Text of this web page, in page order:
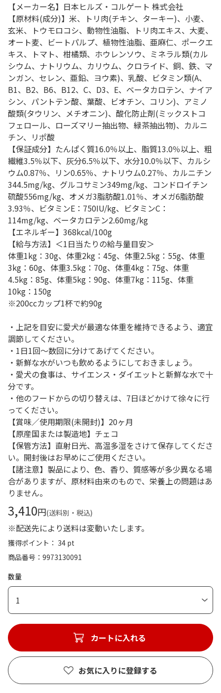
【メーカー名】日本ヒルズ・コルゲート 株式会社
【原材料(成分)】米、トリ肉(チキン、ターキー)、小麦、
玄米、トウモロコシ、動物性油脂、トリ肉エキス、大麦、
オート麦、ビートパルプ、植物性油脂、亜麻仁、ポークエ
キス、トマト、柑橘類、ホウレンソウ、ミネラル類(カル
シウム、ナトリウム、カリウム、クロライド、銅、鉄、マ
ンガン、セレン、亜鉛、ヨウ素)、乳酸、ビタミン類(A、
B1、B2、B6、B12、C、D3、E、ベータカロテン、ナイア
シン、パントテン酸、葉酸、ビオチン、コリン)、アミノ
酸類(タウリン、メチオニン)、酸化防止剤(ミックストコ
フェロール、ローズマリー抽出物、緑茶抽出物)、カルニ
チン、リポ酸
【保証成分】たんぱく質16.0％以上、脂質13.0％以上、粗
繊維3.5％以下、灰分6.5％以下、水分10.0％以下、カルシ
ウム0.87％、リン0.65％、ナトリウム0.27％、カルニチン
344.5mg/kg、グルコサミン349mg/kg、コンドロイチン
硫酸556mg/kg、オメガ3脂肪酸1.01％、オメガ6脂肪酸
3.93％、ビタミンE：750IU/kg、ビタミンC：
114mg/kg、ベータカロテン2.60mg/kg
【エネルギー】368kcal/100g
【給与方法】＜1日当たりの給与量目安＞
体重1kg：30g、体重2kg：45g、体重2.5kg：55g、体重
3kg：60g、体重3.5kg：70g、体重4kg：75g、体重
4.5kg：85g、体重5kg：90g、体重7kg：115g、体重
10kg：150g
※200ccカップ1杯で約90g
・上記を目安に愛犬が最適な体重を維持できるよう、適宜
調節してください。
・1日1回～数回に分けてあげてください。
・新鮮な水がいつも飲めるようにしておきましょう。
・愛犬の食事は、サイエンス・ダイエットと新鮮な水で十
分です。
・他のフードからの切り替えは、7日ほどかけて徐々に行
ってください。
【賞味／使用期限(未開封)】20ヶ月
【原産国または製造地】チェコ
【保管方法】直射日光、高温多湿をさけて保存してくださ
い。開封後はお早めにご使用ください。
【諸注意】製品により、色、香り、質感等が多少異なる場
合がありますが、原材料由来のもので、栄養上の問題はあ
りません。
3,410円(送料別・税込)
※配送先により送料は変動いたします。
獲得ポイント： 34 pt
商品番号
9973130091
数量
1
カートに入れる
お気に入りに登録する